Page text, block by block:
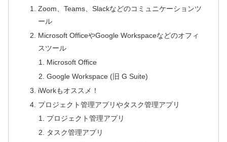
Zoom、Teams、Slackなどのコミュニケーションツ
ール
Microsoft OfficeやGoogle Workspaceなどのオフィ
スツール
Microsoft Office
Google Workspace (旧 G Suite)
iWorkもオススメ！
プロジェクト管理アプリやタスク管理アプリ
プロジェクト管理アプリ
タスク管理アプリ